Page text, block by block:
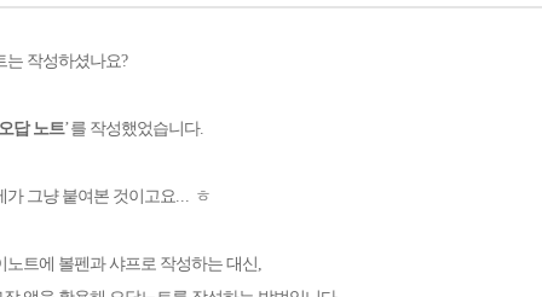
는 작성하셨나요?
답 노트’를 작성했었습니다.
가 그냥 붙여본 것이고요... ㅎ
노트에 볼펜과 샤프로 작성하는 대신,